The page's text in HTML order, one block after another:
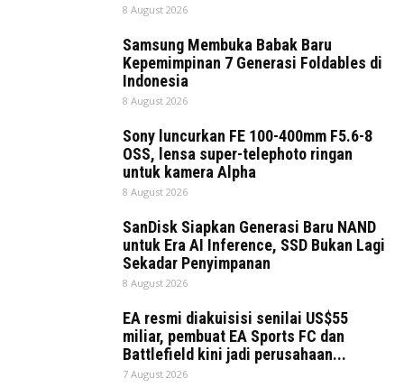
8 August 2026
Samsung Membuka Babak Baru
Kepemimpinan 7 Generasi Foldables di
Indonesia
8 August 2026
Sony luncurkan FE 100-400mm F5.6-8
OSS, lensa super-telephoto ringan
untuk kamera Alpha
8 August 2026
SanDisk Siapkan Generasi Baru NAND
untuk Era AI Inference, SSD Bukan Lagi
Sekadar Penyimpanan
8 August 2026
EA resmi diakuisisi senilai US$55
miliar, pembuat EA Sports FC dan
Battlefield kini jadi perusahaan...
7 August 2026